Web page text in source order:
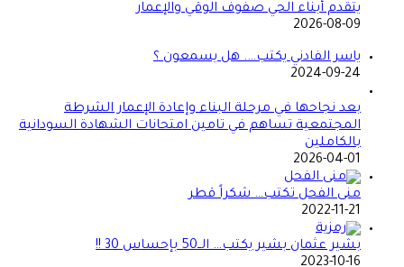
يتقدم أبناء الحي صفوف الوقي والإعمار
2026-08-09
ياسر الفادني يكتب…. هل يسمعون ؟
2024-09-24
بعد نجاحها في مرحلة البناء وإعادة الإعمار الشرطة
المجتمعية تساهم في تامين امتحانات الشهادة السودانية
بالكاملين
2026-04-01
منى الفحل تكتب… شكراً قطر
2022-11-21
بشير عثمان بشير يكتب… الــ50 بإحساس 30 !!
2023-10-16